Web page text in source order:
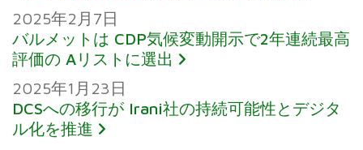
2025年2月7日
バルメットは CDP気候変動開示で2年連続最高
評価の Aリストに選出
2025年1月23日
DCSへの移行が Irani社の持続可能性とデジタ
ル化を推進